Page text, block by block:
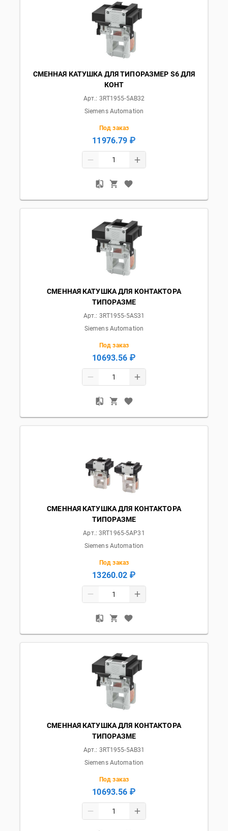
СМЕННАЯ КАТУШКА ДЛЯ ТИПОРАЗМЕР S6 ДЛЯ
КОНТ
Арт.: 3RT1955-5AB32
Siemens Automation
Под заказ
11976.79 ₽
СМЕННАЯ КАТУШКА ДЛЯ КОНТАКТОРА
ТИПОРАЗМЕ
Арт.: 3RT1955-5AS31
Siemens Automation
Под заказ
10693.56 ₽
СМЕННАЯ КАТУШКА ДЛЯ КОНТАКТОРА
ТИПОРАЗМЕ
Арт.:3RT1965-5AP31
Siemens Automation
Под заказ
13260.02 ₽
СМЕННАЯ КАТУШКА ДЛЯ КОНТАКТОРА
ТИПОРАЗМЕ
Арт.: 3RT1955-5AB31
Siemens Automation
Под заказ
10693.56 ₽